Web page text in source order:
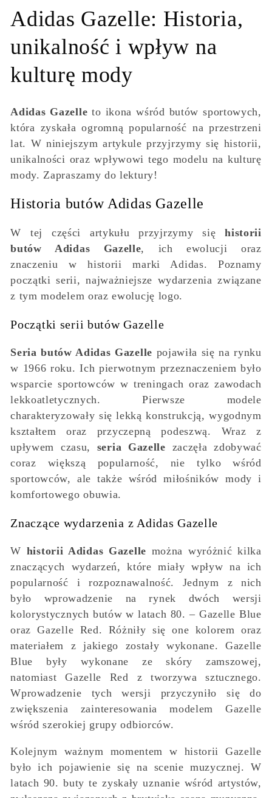
Adidas Gazelle: Historia,
unikalność i wpływ na
kulturę mody
Adidas Gazelle to ikona wśród butów sportowych,
która zyskała ogromną popularność na przestrzeni
lat. W niniejszym artykule przyjrzymy się historii,
unikalności oraz wpływowi tego modelu na kulturę
mody. Zapraszamy do lektury!
Historia butów Adidas Gazelle
W tej części artykułu przyjrzymy sięhistorii
butów Adidas Gazelle, ich ewolucji oraz
znaczeniu w historii marki Adidas. Poznamy
początki serii, najważniejsze wydarzenia związane
z tym modelem oraz ewolucję logo.
Początki serii butów Gazelle
Seria butów Adidas Gazelle pojawiła się na rynku
w 1966 roku. Ich pierwotnym przeznaczeniem było
wsparcie sportowców w treningach oraz zawodach
lekkoatletycznych. Pierwsze modele
charakteryzowały się lekką konstrukcją, wygodnym
kształtem oraz przyczepną podeszwą. Wraz z
upływem czasu, seria Gazelle zaczęła zdobywać
coraz większą popularność, nie tylko wśród
sportowców, ale także wśród miłośników mody i
komfortowego obuwia.
Znaczące wydarzenia z Adidas Gazelle
W historii Adidas Gazelle można wyróżnić kilka
znaczących wydarzeń, które miały wpływ na ich
popularność i rozpoznawalność. Jednym z nich
było wprowadzenie na rynek dwóch wersji
kolorystycznych butów w latach 80. – Gazelle Blue
oraz Gazelle Red. Różniły się one kolorem oraz
materiałem z jakiego zostały wykonane. Gazelle
Blue były wykonane ze skóry zamszowej,
natomiast Gazelle Red z tworzywa sztucznego.
Wprowadzenie tych wersji przyczyniło się do
zwiększenia zainteresowania modelem Gazelle
wśród szerokiej grupy odbiorców.
Kolejnym ważnym momentem w historii Gazelle
było ich pojawienie się na scenie muzycznej. W
latach 90. buty te zyskały uznanie wśród artystów,